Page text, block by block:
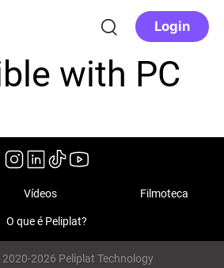
Login
with PC
Vídeos Filmoteca
O que é Peliplat?
2026 Peliplat Technology